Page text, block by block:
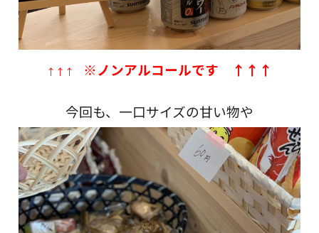
↑↑↑ ※ノンアルコールです ↑↑↑
今回も、一口サイズの甘い物や